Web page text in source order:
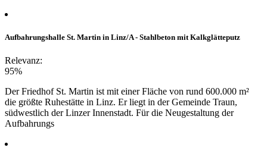
Aufbahrungshalle St. Martin in Linz/A - Stahlbeton mit Kalkglätteputz
Relevanz:
95%
Der Friedhof St. Martin ist mit einer Fläche von rund 600.000 m²
die größte Ruhestätte in Linz. Er liegt in der Gemeinde Traun,
südwestlich der Linzer Innenstadt. Für die Neugestaltung der
Aufbahrungs